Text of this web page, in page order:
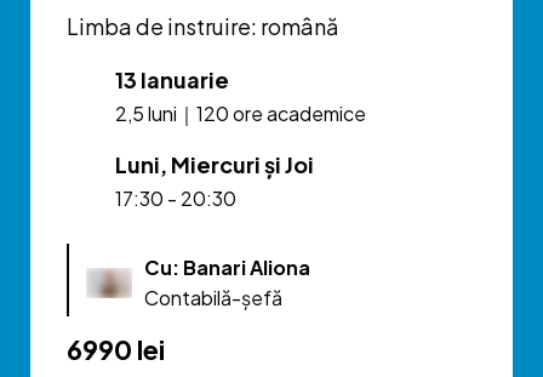
Cu: Banari Aliona
Contabilă-șefă
Limba de instruire: română
13 Ianuarie
2,5 luni｜120 ore academice
Luni, Miercuri și Joi
17:30 - 20:30
6990 lei